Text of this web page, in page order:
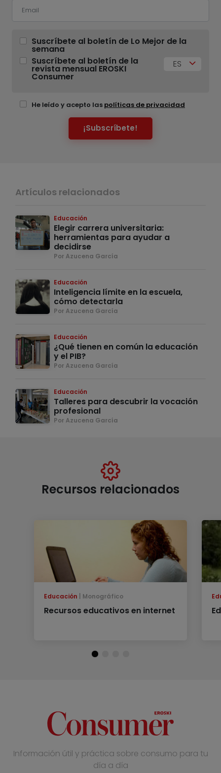
Suscríbete al boletín de Lo Mejor de la
semana
Suscríbete al boletín de la
revista mensual EROSKI
Consumer
ES
He leído y acepto las políticas de privacidad
¡Subscríbete!
Artículos relacionados
Educación
Elegir carrera universitaria:
herramientas para ayudar a
decidirse
Por Azucena García
Educación
Inteligencia límite en la escuela,
cómo detectarla
Por Azucena García
Educación
¿Qué tienen en común la educación
y el PIB?
Por Azucena García
Educación
Talleres para descubrir la vocación
profesional
Por Azucena García
Recursos relacionados
Educación Monográfico
Recursos educativos en internet
Información útil y práctica sobre consumo para tu
día a día